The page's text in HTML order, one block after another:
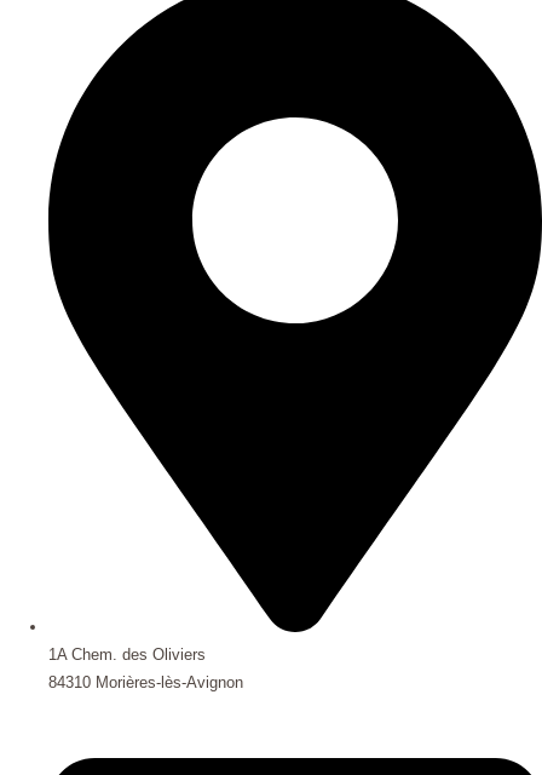
1A Chem. des Oliviers
84310 Morières-lès-Avignon